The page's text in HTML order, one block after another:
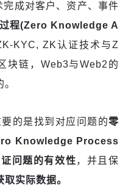
完成对客户、资产、事件
程(Zero Knowledge A
KYC, ZK认证技术与Z
块链，Web3与Web2的
的是找到对应问题的零
Knowledge Process
问题的有效性，并且保
实际数据。